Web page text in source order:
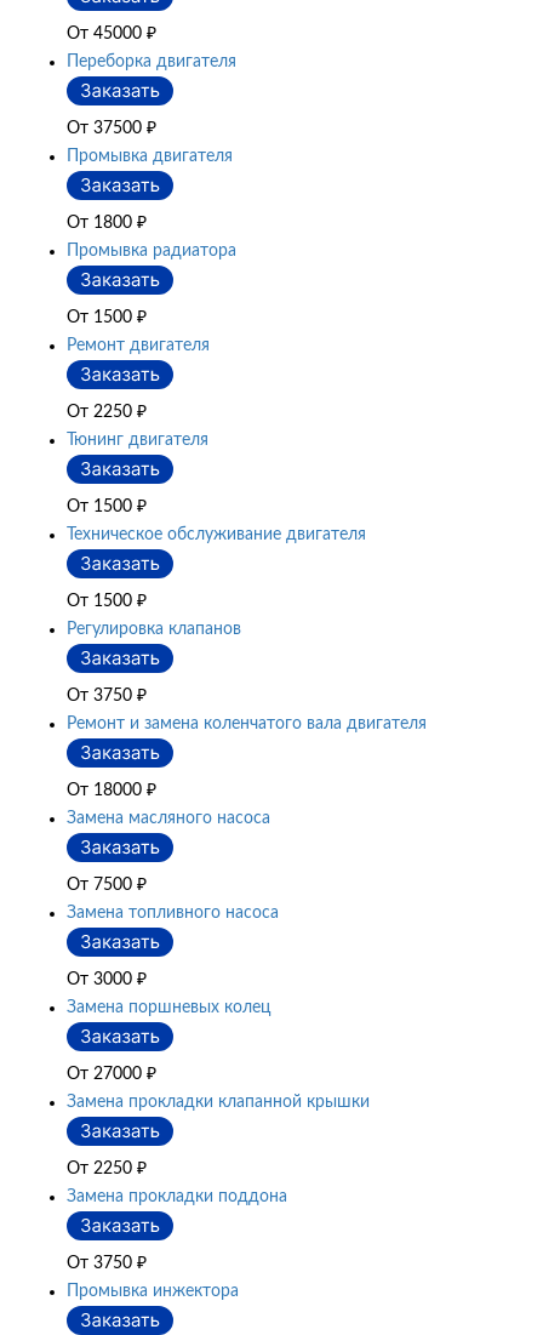
От 45000 ₽
Переборка двигателя
От 37500 ₽
Промывка двигателя
От 1800 ₽
Промывка радиатора
От 1500 ₽
Ремонт двигателя
От 2250 ₽
Тюнинг двигателя
От 1500 ₽
Техническое обслуживание двигателя
От 1500 ₽
Регулировка клапанов
От 3750 ₽
Ремонт и замена коленчатого вала двигателя
От 18000 ₽
Замена масляного насоса
От 7500 ₽
Замена топливного насоса
От 3000 ₽
Замена поршневых колец
От 27000 ₽
Замена прокладки клапанной крышки
От 2250 ₽
Замена прокладки поддона
От 3750 ₽
Промывка инжектора